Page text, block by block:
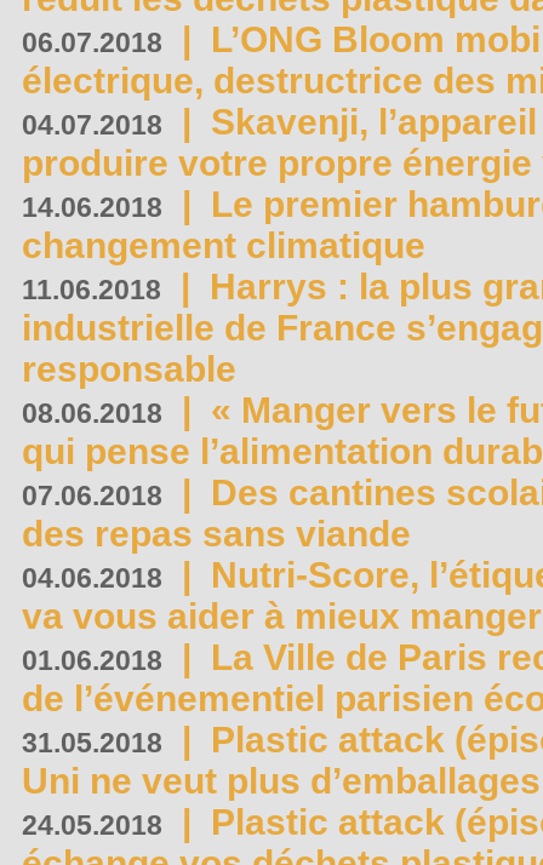
06.07.2018 | L’ONG Bloom
électrique, destructrice des
04.07.2018 | Skavenji,
produire votre propre
14.06.2018 | Le premier
changement climatique
11.06.2018 | Harrys : la plus
industrielle de France
responsable
08.06.2018 | « Manger vers le
qui pense l’alimentation
07.06.2018 | Des cantines
des repas sans viande
04.06.2018 | Nutri-Score,
va vous aider à mieux
01.06.2018 | La Ville de Paris
de l’événementiel parisien
31.05.2018 | Plastic attack
Uni ne veut plus
24.05.2018 | Plastic attack